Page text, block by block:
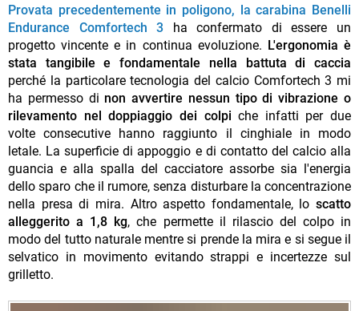
Provata precedentemente in poligono, la carabina Benelli
Endurance Comfortech 3
ha confermato di essere un
progetto vincente e in continua evoluzione. L'ergonomia è
stata tangibile e fondamentale nella battuta di caccia
perché la particolare tecnologia del calcio Comfortech 3 mi
ha permesso di non avvertire nessun tipo di vibrazione o
rilevamento nel doppiaggio dei colpi che infatti per due
volte consecutive hanno raggiunto il cinghiale in modo
letale. La superficie di appoggio e di contatto del calcio alla
guancia e alla spalla del cacciatore assorbe sia l'energia
dello sparo che il rumore, senza disturbare la concentrazione
nella presa di mira. Altro aspetto fondamentale, lo scatto
alleggerito a 1,8 kg, che permette il rilascio del colpo in
modo del tutto naturale mentre si prende la mira e si segue il
selvatico in movimento evitando strappi e incertezze sul
grilletto.